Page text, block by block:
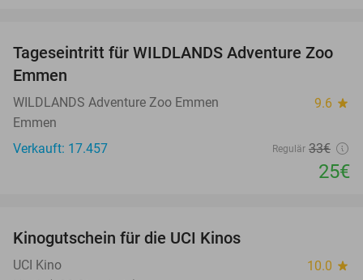
24%
Tageseintritt für WILDLANDS Adventure Zoo
Emmen
WILDLANDS Adventure Zoo Emmen 9.6 star
Emmen
Verkauft: 17.457
Regulär 33€
25€
Kinogutschein für die UCI Kinos
UCI Kino 10.0 star